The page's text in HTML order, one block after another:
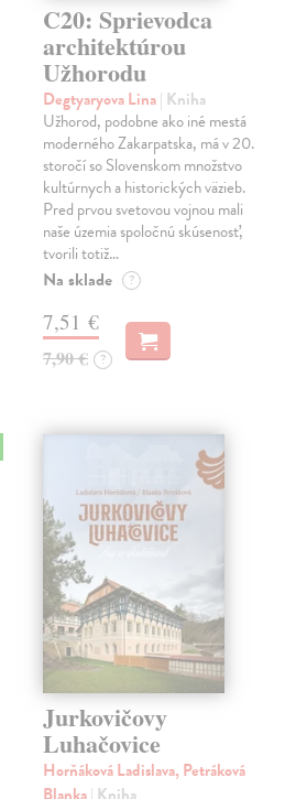
C20: Sprievodca
architektúrou
Užhorodu
Degtyaryova Lina| Kniha
Užhorod, podobne ako iné mestá
moderného Zakarpatska, má v 20.
storočí so Slovenskom množstvo
kultúrnych a historických väzieb.
Pred prvou svetovou vojnou mali
naše územia spoločnú skúsenosť,
tvorili totiž…
Na sklade ?
7,51 €
7,90 € ?
Jurkovičovy
Luhačovice
Horňáková Ladislava, Petráková